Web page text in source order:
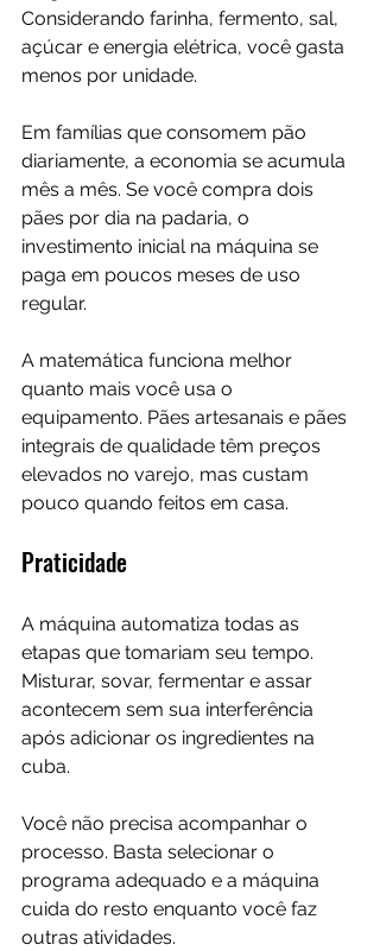
Considerando farinha, fermento, sal,
açúcar e energia elétrica, você gasta
menos por unidade.
Em famílias que consomem pão
diariamente, a economia se acumula
mês a mês. Se você compra dois
pães por dia na padaria, o
investimento inicial na máquina se
paga em poucos meses de uso
regular.
A matemática funciona melhor
quanto mais você usa o
equipamento. Pães artesanais e pães
integrais de qualidade têm preços
elevados no varejo, mas custam
pouco quando feitos em casa.
Praticidade
A máquina automatiza todas as
etapas que tomariam seu tempo.
Misturar, sovar, fermentar e assar
acontecem sem sua interferência
após adicionar os ingredientes na
cuba.
Você não precisa acompanhar o
processo. Basta selecionar o
programa adequado e a máquina
cuida do resto enquanto você faz
outras atividades.